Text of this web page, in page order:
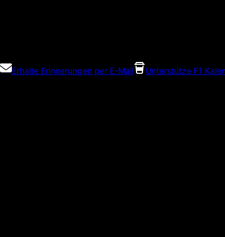
Erhalte Erinnerungen per E-Mail
Unterstütze F1